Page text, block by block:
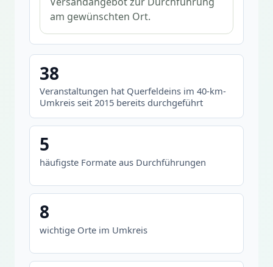
am gewünschten Ort.
38
Veranstaltungen hat Querfeldeins im 40-km-
Umkreis seit 2015 bereits durchgeführt
5
häufigste Formate aus Durchführungen
8
wichtige Orte im Umkreis